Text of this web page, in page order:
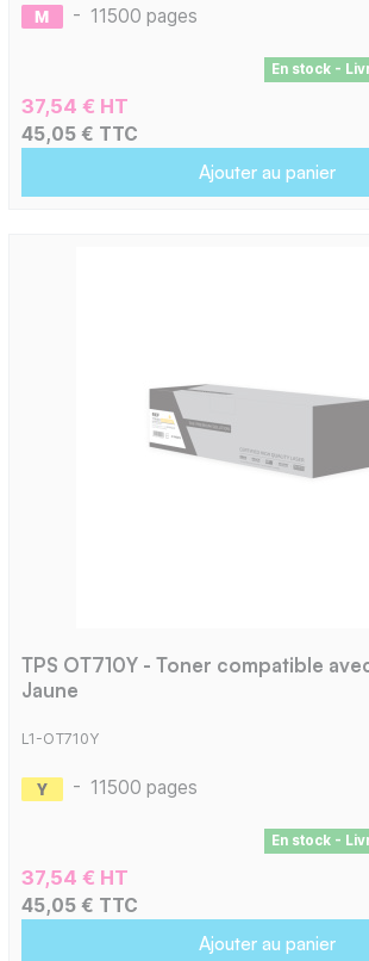
- 11500 pages
En stock -
37,54 € HT
45,05 € TTC
Ajouter au panier
TPS OT710Y - Toner compatible
Jaune
L1-OT710Y
- 11500 pages
En stock -
37,54 € HT
45,05 € TTC
Ajouter au panier